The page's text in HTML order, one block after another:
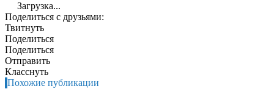
Загрузка...
Поделиться с друзьями:
Твитнуть
Поделиться
Поделиться
Отправить
Класснуть
Похожие публикации